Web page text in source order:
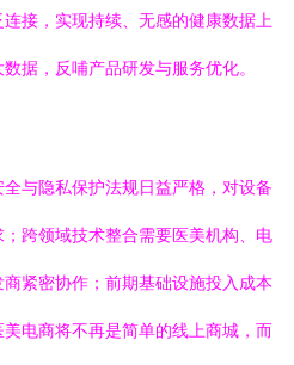
接，实现持续、无感的健康数据上
据，反哺产品研发与服务优化。
与隐私保护法规日益严格，对设备
跨领域技术整合需要医美机构、电
紧密协作；前期基础设施投入成本
电商将不再是简单的线上商城，而